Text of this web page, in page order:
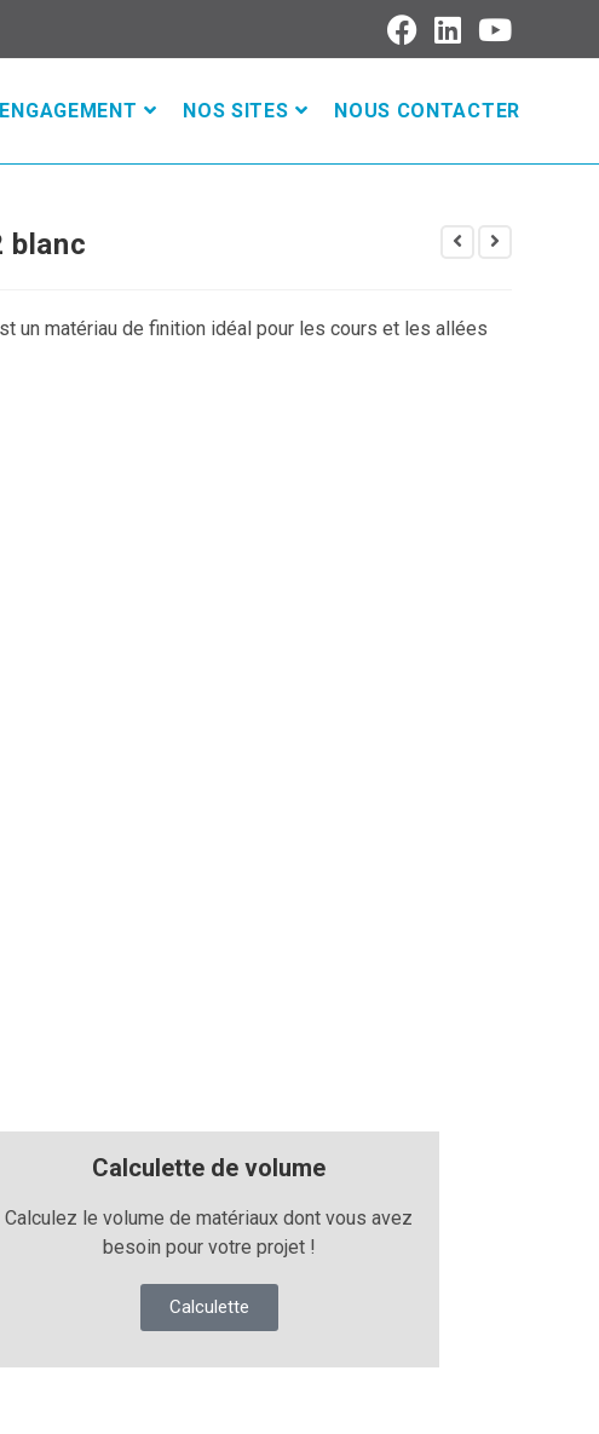
NOS SITES NOUS CONTACTER
blanc
un matériau de finition idéal pour les cours et les allées
Calculette de volume
Calculez le volume de matériaux dont vous avez
besoin pour votre projet !
Calculette